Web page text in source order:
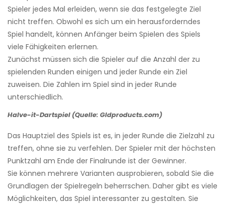
Spieler jedes Mal erleiden, wenn sie das festgelegte Ziel
nicht treffen. Obwohl es sich um ein herausforderndes
Spiel handelt, können Anfänger beim Spielen des Spiels
viele Fähigkeiten erlernen.
Zunächst müssen sich die Spieler auf die Anzahl der zu
spielenden Runden einigen und jeder Runde ein Ziel
zuweisen. Die Zahlen im Spiel sind in jeder Runde
unterschiedlich.
Halve-it-Dartspiel (Quelle: Gldproducts.com)
Das Hauptziel des Spiels ist es, in jeder Runde die Zielzahl zu
treffen, ohne sie zu verfehlen. Der Spieler mit der höchsten
Punktzahl am Ende der Finalrunde ist der Gewinner.
Sie können mehrere Varianten ausprobieren, sobald Sie die
Grundlagen der Spielregeln beherrschen. Daher gibt es viele
Möglichkeiten, das Spiel interessanter zu gestalten. Sie